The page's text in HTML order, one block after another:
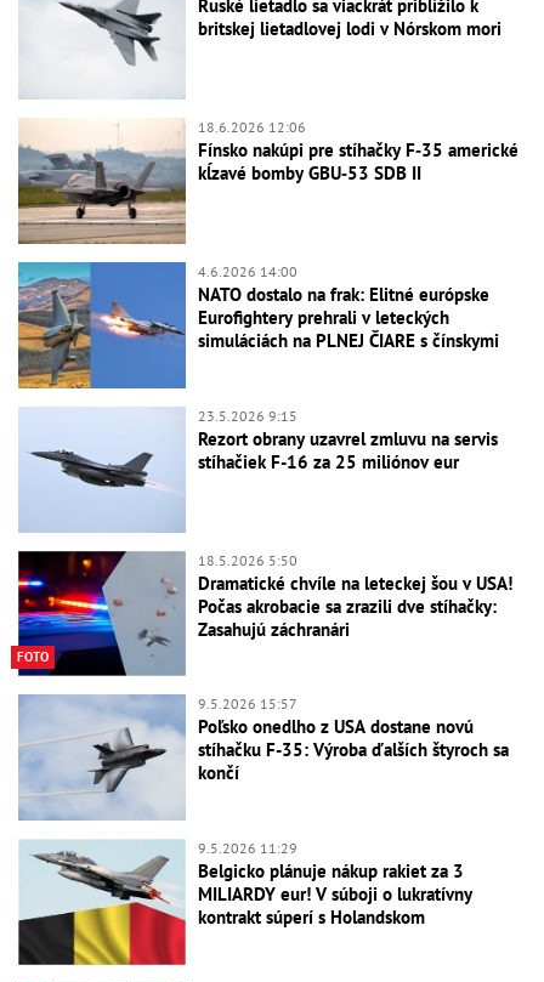
Ruské lietadlo sa viackrát priblížilo k
britskej lietadlovej lodi v Nórskom mori
18.6.2026 12:06
Fínsko nakúpi pre stíhačky F‑35 americké
kĺzavé bomby GBU‑53 SDB II
4.6.2026 14:00
NATO dostalo na frak: Elitné európske
Eurofightery prehrali v leteckých
simuláciách na PLNEJ ČIARE s čínskymi
23.5.2026 9:15
Rezort obrany uzavrel zmluvu na servis
stíhačiek F-16 za 25 miliónov eur
FOTO
18.5.2026 5:50
Dramatické chvíle na leteckej šou v USA!
Počas akrobacie sa zrazili dve stíhačky:
Zasahujú záchranári
9.5.2026 15:57
Poľsko onedlho z USA dostane novú
stíhačku F-35: Výroba ďalších štyroch sa
končí
9.5.2026 11:29
Belgicko plánuje nákup rakiet za 3
MILIARDY eur! V súboji o lukratívny
kontrakt súperí s Holandskom